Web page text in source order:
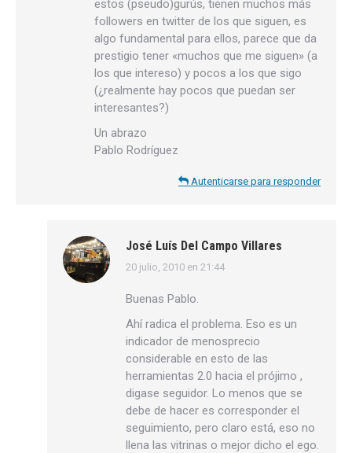
estos (pseudo)gurús, tienen muchos más
followers en twitter de los que siguen, es
algo fundamental para ellos, parece que da
prestigio tener «muchos que me siguen» (a
los que intereso) y pocos a los que sigo
(¿realmente hay pocos que puedan ser
interesantes?)
Un abrazo
Pablo Rodríguez
Autenticarse para responder
José Luís Del Campo Villares
dice:
20 julio, 2010 en 21:44
Buenas Pablo.
Ahí radica el problema. Eso es un
indicador de menosprecio
considerable en esto de las
herramientas 2.0 hacia el prójimo ,
digase seguidor. Lo menos que se
debe de hacer es corresponder el
seguimiento, pero claro está, eso no
llena las vitrinas o mejor dicho el ego.